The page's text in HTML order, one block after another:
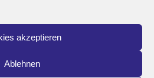
akzeptieren
Ablehnen